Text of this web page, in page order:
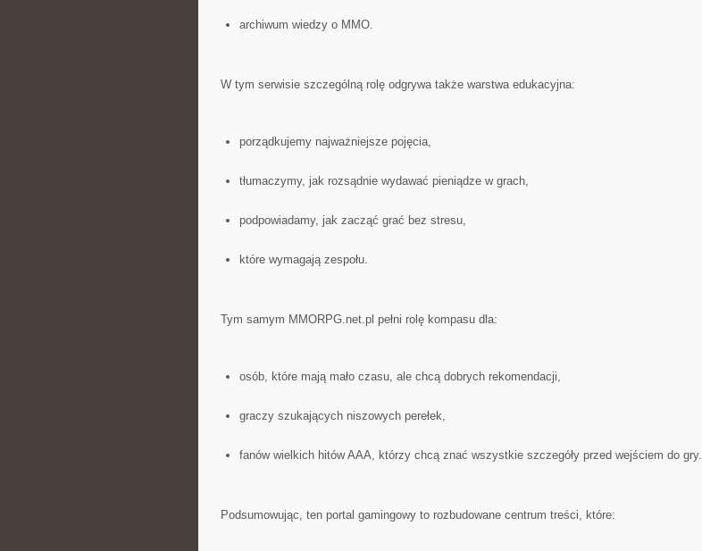
archiwum wiedzy o MMO.
W tym serwisie szczególną rolę odgrywa także warstwa edukacyjna:
porządkujemy najważniejsze pojęcia,
tłumaczymy, jak rozsądnie wydawać pieniądze w grach,
podpowiadamy, jak zacząć grać bez stresu,
które wymagają zespołu.
Tym samym MMORPG.net.pl pełni rolę kompasu dla:
osób, które mają mało czasu, ale chcą dobrych rekomendacji,
graczy szukających niszowych perełek,
fanów wielkich hitów AAA, którzy chcą znać wszystkie szczegóły przed wejściem do gry.
Podsumowując, ten portal gamingowy to rozbudowane centrum treści, które: